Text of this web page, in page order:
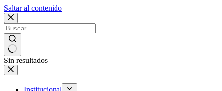
Saltar al contenido
Sin resultados
Institucional